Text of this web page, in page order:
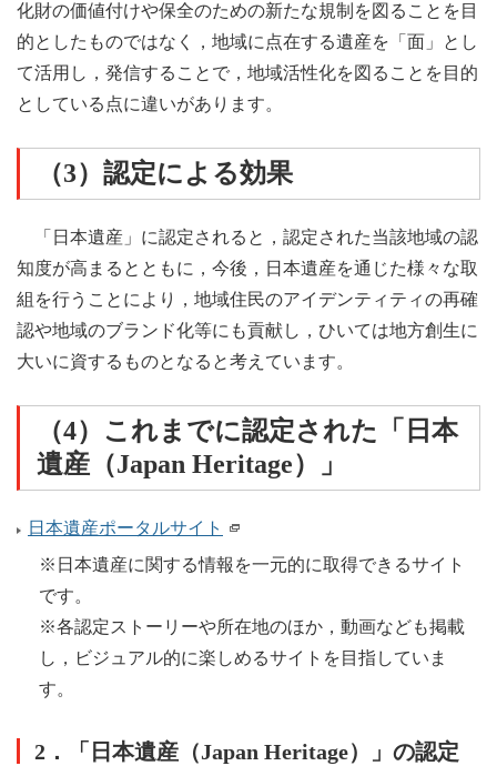
化財の価値付けや保全のための新たな規制を図ることを目
的としたものではなく，地域に点在する遺産を「面」とし
て活用し，発信することで，地域活性化を図ることを目的
としている点に違いがあります。
（3）認定による効果
「日本遺産」に認定されると，認定された当該地域の認
知度が高まるとともに，今後，日本遺産を通じた様々な取
組を行うことにより，地域住民のアイデンティティの再確
認や地域のブランド化等にも貢献し，ひいては地方創生に
大いに資するものとなると考えています。
（4）これまでに認定された「日本
遺産（Japan Heritage）」
日本遺産ポータルサイト
※日本遺産に関する情報を一元的に取得できるサイト
です。
※各認定ストーリーや所在地のほか，動画なども掲載
し，ビジュアル的に楽しめるサイトを目指していま
す。
2．「日本遺産（Japan Heritage）」の認定